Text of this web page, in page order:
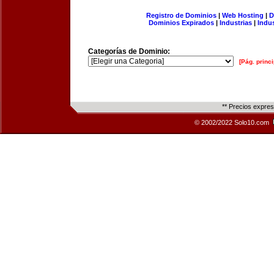
Registro de Dominios| Web Hosting |
Dominios Expirados | Industrias |
Categorías de Dominio:
[Pág.
** Precios
© 2002/2022 Solo10.com